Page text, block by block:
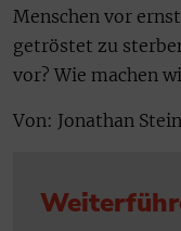
Menschen vor
getröstet zu
vor? Wie machen
Von: Jonathan